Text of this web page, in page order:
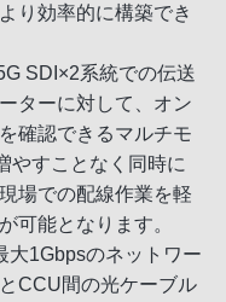
り効率的に構築でき
SDI×2系統での伝送
ターに対して、オン
確認できるマルチモ
やすことなく同時に
場での配線作業を軽
可能となります。
大1Gbpsのネットワー
CCU間の光ケーブル